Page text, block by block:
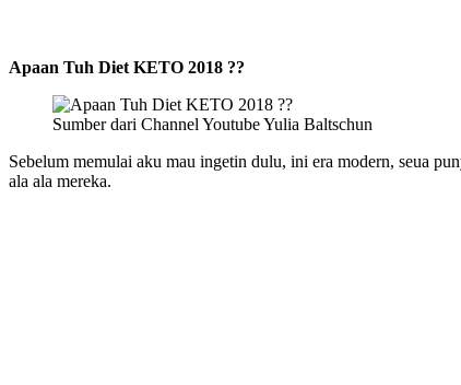
Apaan Tuh Diet KETO 2018 ??
Sumber dari Channel Youtube Yulia Baltschun
Sebelum memulai aku mau ingetin dulu, ini era modern, seua
ala ala mereka.